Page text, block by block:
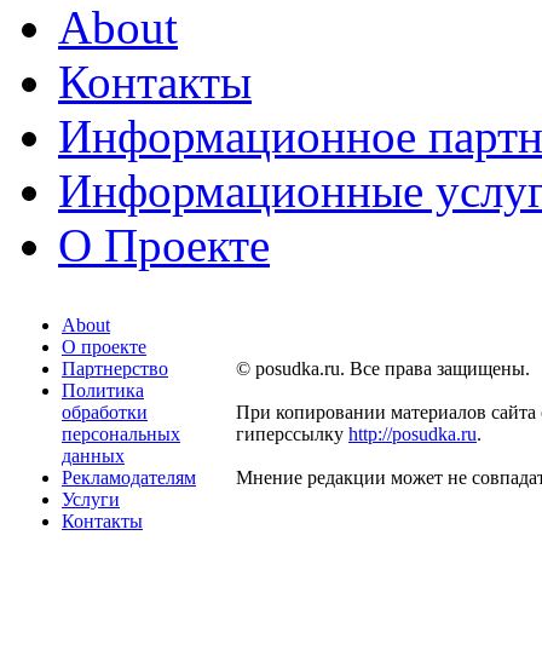
About
Контакты
Информационное
Информационные
О Проекте
About
О проекте
Партнерство
Политика
обработки
персональных
данных
Рекламодателям
Услуги
Контакты
© posudka.ru. Все права защищены.
При копировании материалов сайта
гиперссылку http://posudka.ru.
Мнение редакции может не